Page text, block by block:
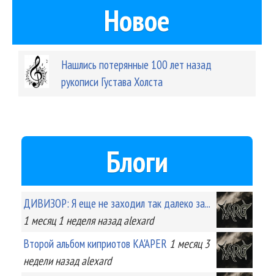
Новое
Нашлись потерянные 100 лет назад
рукописи Густава Холста
Блоги
ДИВИЗОР: Я еще не заходил так далеко за...
1 месяц 1 неделяназад alexard
Второй альбом киприотов KA'APER 1 месяц 3
неделиназад alexard